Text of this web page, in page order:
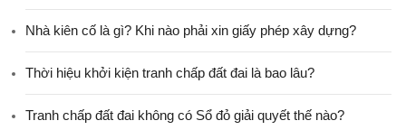
Nhà kiên cố là gì? Khi nào phải xin giấy phép xây dựng?
Thời hiệu khởi kiện tranh chấp đất đai là bao lâu?
Tranh chấp đất đai không có Sổ đỏ giải quyết thế nào?